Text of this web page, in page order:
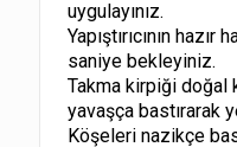
uygulayınız.
Yapıştırıcının
saniye bekleyiniz.
Takma kirpiği doğal
yavaşça bastırarak
Köşeleri nazikçe